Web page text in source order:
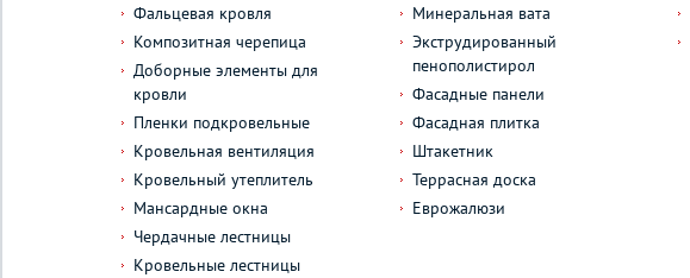
Фальцевая кровля
Композитная черепица
Доборные элементы для
кровли
Пленки подкровельные
Кровельная вентиляция
Кровельный утеплитель
Мансардные окна
Чердачные лестницы
Кровельные лестницы
Минеральная вата
Экструдированный
пенополистирол
Фасадные панели
Фасадная плитка
Штакетник
Террасная доска
Еврожалюзи